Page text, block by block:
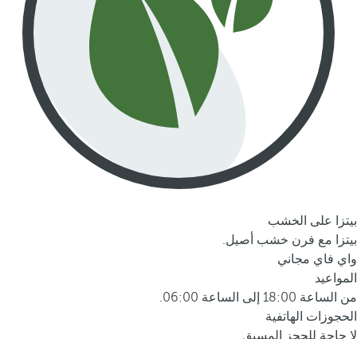
بيتزا على الخشب
بيتزا مع فرن خشب أصيل.
واي فاي مجاني
المواعيد
من الساعة 18:00 إلى الساعة 06:00.
الحجوزات الهاتفية
لا حاجة للحجز المسبق